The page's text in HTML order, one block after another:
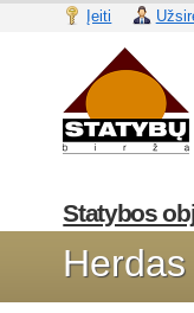
Įeiti
Statybos